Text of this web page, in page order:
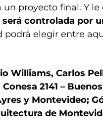
proyecto final. Y le
controlada por
podrá elegir entre
Williams, Carlos
2141 – Buenos
y Montevideo;
de